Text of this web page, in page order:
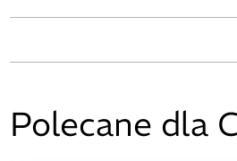
Polecane dla